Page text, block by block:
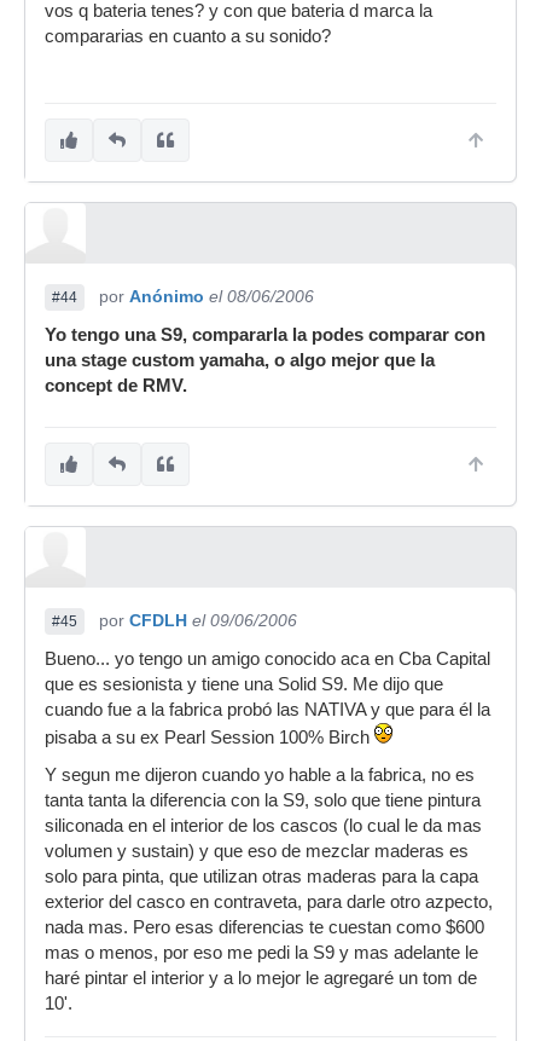
vos q bateria tenes? y con que bateria d marca la
compararias en cuanto a su sonido?
#44 por Anónimo el 08/06/2006
Yo tengo una S9, compararla la podes comparar con
una stage custom yamaha, o algo mejor que la
concept de RMV.
#45 por CFDLH el 09/06/2006
Bueno... yo tengo un amigo conocido aca en Cba Capital
que es sesionista y tiene una Solid S9. Me dijo que
cuando fue a la fabrica probó las NATIVA y que para él la
pisaba a su ex Pearl Session 100% Birch
Y segun me dijeron cuando yo hable a la fabrica, no es
tanta tanta la diferencia con la S9, solo que tiene pintura
siliconada en el interior de los cascos (lo cual le da mas
volumen y sustain) y que eso de mezclar maderas es
solo para pinta, que utilizan otras maderas para la capa
exterior del casco en contraveta, para darle otro azpecto,
nada mas. Pero esas diferencias te cuestan como $600
mas o menos, por eso me pedi la S9 y mas adelante le
haré pintar el interior y a lo mejor le agregaré un tom de
10'.